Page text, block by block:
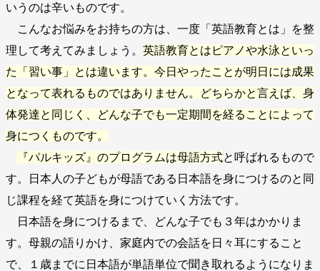
いうのは辛いものです。
こんなお悩みをお持ちの方は、一度「英語教育とは」を整
理して考えてみましょう。 英語教育とはピアノや水泳といっ
た「習い事」とは違います。今日やったことが明日には成果
となって表れるものではありません。どちらかと言えば、身
体発達と同じく、どんな子でも一定期間を経ることによって
身につくものです。
『パルキッズ』のプログラムは母語方式と呼ばれるもので
す。日本人の子どもが母語である日本語を身につけるのと同
じ課程を経て英語を身につけていく方法です。
日本語を身につけるまで、どんな子でも３年はかかりま
す。母親の語りかけ、家庭内での会話を日々耳にすること
で、１歳までに日本語が単語単位で聞き取れるようになりま